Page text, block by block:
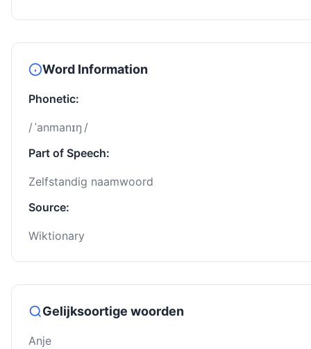
Word Information
Phonetic:
/ ˈanmanɪŋ /
Part of Speech:
Zelfstandig naamwoord
Source:
Wiktionary
Gelijksoortige woorden
Anje